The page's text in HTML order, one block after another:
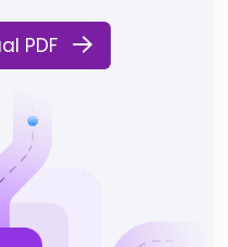
PDF